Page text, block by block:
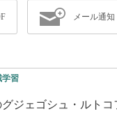
メール通知
学習
ジェゴシュ・ルト